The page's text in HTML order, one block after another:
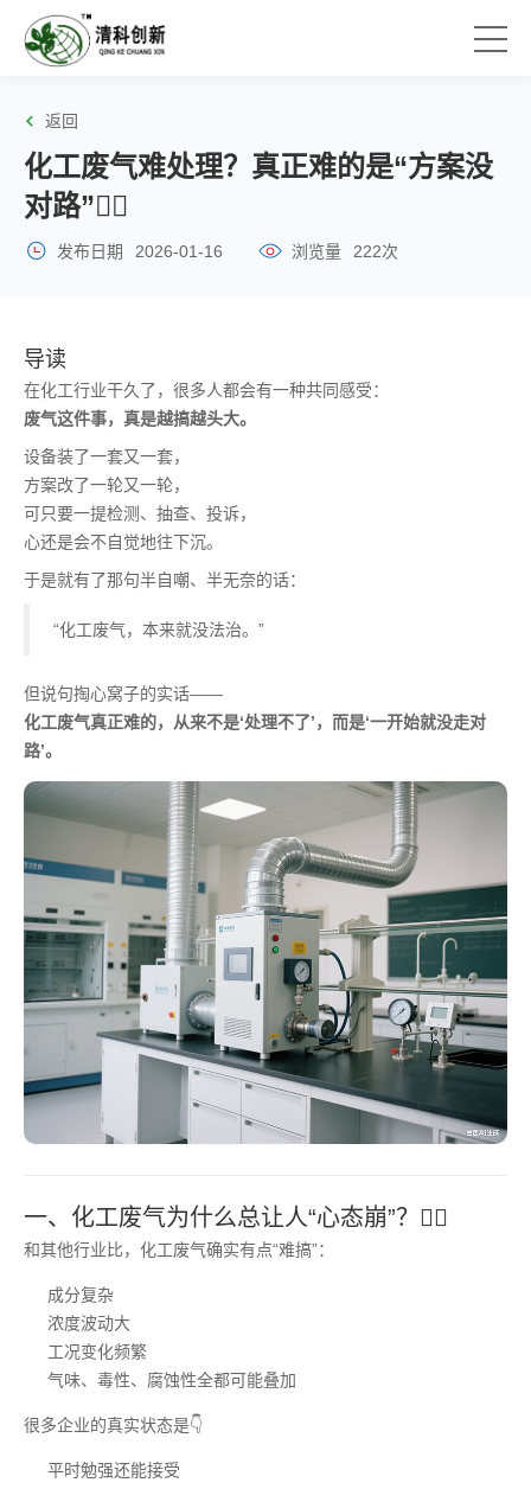
返回
化工废气难处理？真正难的是“方案没
对路”😮‍💨
发布日期 2026-01-16 浏览量 222次
导读
在化工行业干久了，很多人都会有一种共同感受：
废气这件事，真是越搞越头大。
设备装了一套又一套，
方案改了一轮又一轮，
可只要一提检测、抽查、投诉，
心还是会不自觉地往下沉。
于是就有了那句半自嘲、半无奈的话：
“化工废气，本来就没法治。”
但说句掏心窝子的实话——
化工废气真正难的，从来不是‘处理不了’，而是‘一开始就没走对
路’。
一、化工废气为什么总让人“心态崩”？😵‍💫
和其他行业比，化工废气确实有点“难搞”：
成分复杂
浓度波动大
工况变化频繁
气味、毒性、腐蚀性全都可能叠加
很多企业的真实状态是👇
平时勉强还能接受